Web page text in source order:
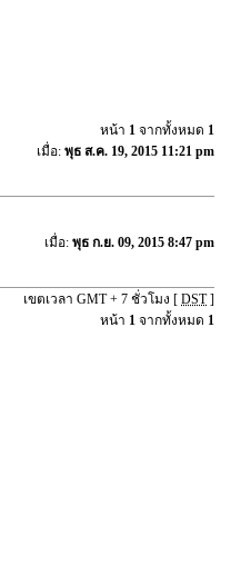
หน้า 1 จากทั้งหมด 1
เมื่อ: พุธ ส.ค. 19, 2015 11:21 pm
เมื่อ: พุธ ก.ย. 09, 2015 8:47 pm
เขตเวลา GMT + 7 ชั่วโมง [ DST]
หน้า 1 จากทั้งหมด 1